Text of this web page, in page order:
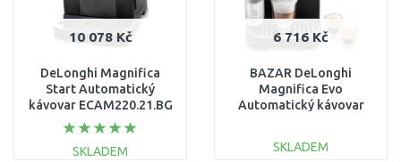
10 078 Kč
DeLonghi Magnifica
Start Automatický
kávovar ECAM220.21.BG
SKLADEM
6 716 Kč
BAZAR DeLonghi
Magnifica Evo
Automatický kávovar
SKLADEM